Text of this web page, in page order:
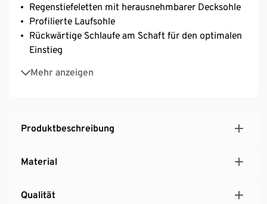
Regenstiefeletten mit herausnehmbarer Decksohle
Profilierte Laufsohle
Rückwärtige Schlaufe am Schaft für den optimalen
Einstieg
Mehr anzeigen
Hautfreundliches Textilfutter
Produktbeschreibung
Material
Qualität